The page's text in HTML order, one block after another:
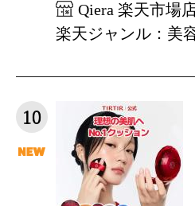
Qiera 楽天市場
楽天ジャンル：美
10